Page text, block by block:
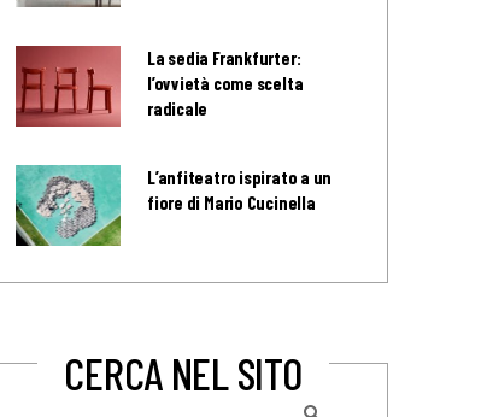
La sedia Frankfurter:
l’ovvietà come scelta
radicale
L’anfiteatro ispirato a un
fiore di Mario Cucinella
CERCA NEL SITO